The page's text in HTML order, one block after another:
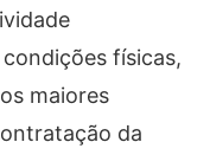
físicas,
maiores
da